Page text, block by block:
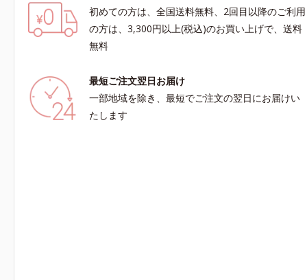
初めての方は、全国送料無料、2回目以降のご利用
の方は、3,300円以上(税込)のお買い上げで、送料
無料
最短ご注文翌日お届け
一部地域を除き、最短でご注文の翌日にお届けい
たします